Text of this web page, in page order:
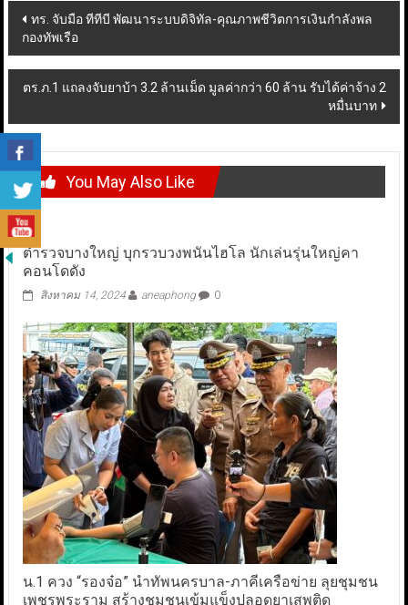
Post
navigation
ทร. จับมือ ทีทีบี พัฒนาระบบดิจิทัล-คุณภาพชีวิตการเงินกำลังพล
กองทัพเรือ
ตร.ภ.1 แถลงจับยาบ้า 3.2 ล้านเม็ด มูลค่ากว่า 60 ล้าน รับได้ค่าจ้าง 2
หมื่นบาท
You May Also Like
ตำรวจบางใหญ่ บุกรวบวงพนันไฮโล นักเล่นรุ่นใหญ่คา
คอนโดดัง
สิงหาคม 14, 2024 aneaphong 0
น.1 ควง “รองจ๋อ” นำทัพนครบาล-ภาคีเครือข่าย ลุยชุมชน
เพชรพระราม สร้างชุมชนเข้มแข็งปลอดยาเสพติด